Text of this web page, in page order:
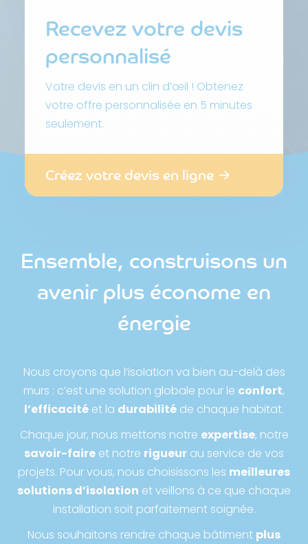
Recevez votre devis
personnalisé
Votre devis en un clin d’œil ! Obtenez
votre offre personnalisée en 5 minutes
seulement.
Créez votre devis en ligne
Ensemble, construisons un
avenir plus économe en
énergie
Nous croyons que l’isolation va bien au-delà des
murs : c’est une solution globale pour le confort,
l’efficacité et la durabilité de chaque habitat.
Chaque jour, nous mettons notre expertise, notre
savoir-faire et notre rigueur au service de vos
projets. Pour vous, nous choisissons les meilleures
solutions d’isolation et veillons à ce que chaque
installation soit parfaitement soignée.
Nous souhaitons rendre chaque bâtiment plus